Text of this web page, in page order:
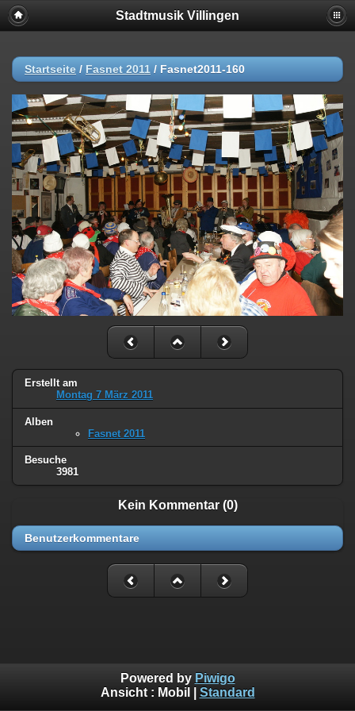
Stadtmusik Villingen
Startseite / Fasnet 2011 / Fasnet2011-160
Erstellt am
Montag 7 März 2011
Alben
Fasnet 2011
Besuche
3981
Kein Kommentar (0)
Benutzerkommentare
Powered by Piwigo
Ansicht : Mobil Standard